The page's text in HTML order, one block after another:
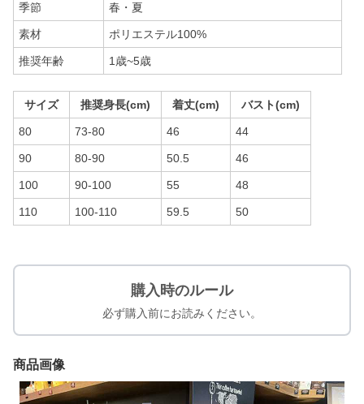
季節 春・夏
素材 ポリエステル100%
推奨年齢 1歳~5歳
サイズ 推奨身長(cm) 着丈(cm) バスト(cm)
80 73-80 46 44
90 80-90 50.5 46
100 90-100 55 48
110 100-110 59.5 50
購入時のルール
必ず購入前にお読みください。
商品画像